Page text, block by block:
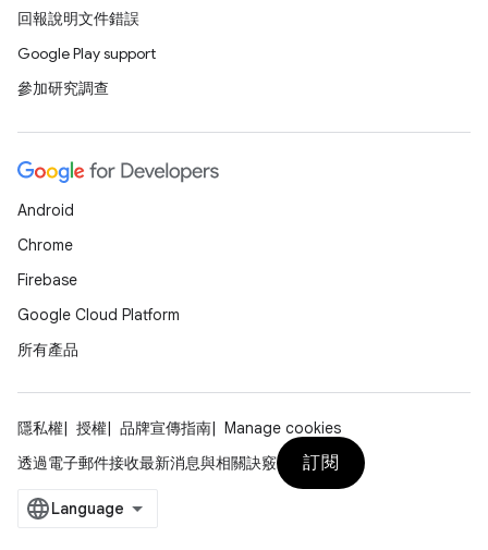
回報說明文件錯誤
Google Play support
參加研究調查
Android
Chrome
Firebase
Google Cloud Platform
所有產品
隱私權 授權 品牌宣傳指南
Manage cookies
透過電子郵件接收最新消息與相關訣竅
訂閱